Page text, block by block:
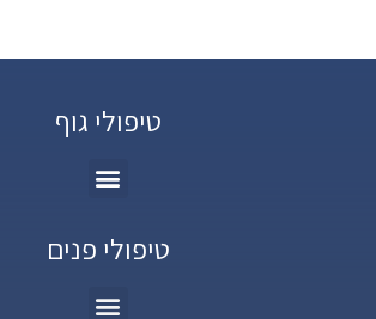
טיפולי גוף
טיפולי פנים